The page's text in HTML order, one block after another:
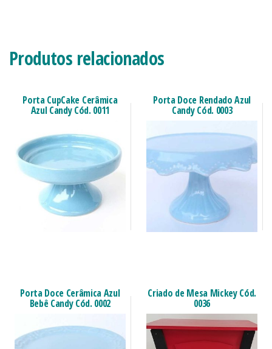
Produtos relacionados
Porta CupCake Cerâmica
Azul Candy Cód. 0011
Porta Doce Rendado Azul
Candy Cód. 0003
Porta Doce Cerâmica Azul
Bebê Candy Cód. 0002
Criado de Mesa Mickey Cód.
0036